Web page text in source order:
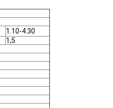
1.10-4.30
1,5